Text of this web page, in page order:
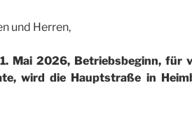
und Herren,
Mai 2026, Betriebsbeginn, für
wird die Hauptstraße in